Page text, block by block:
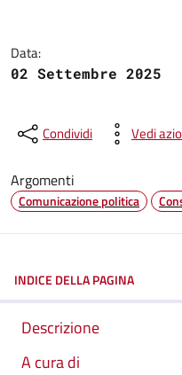
Data:
02 Settembre 2025
Condividi Vedi
Argomenti
Comunicazione politica
INDICE DELLA PAGINA
Descrizione
A cura di